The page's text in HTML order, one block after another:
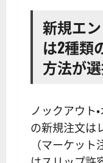
新規エ
は2種類
方法が
ノックアウト
の新規注文は
（マーケット